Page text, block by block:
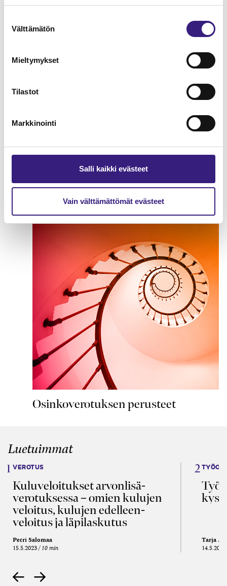
valinta
Välttämätön
Mieltymykset
Tilastot
Markkinointi
Salli kaikki evästeet
Vain välttämättömät evästeet
Palkkaa vai osinkoa
YRITYKSEN TULOVEROTUS
Osinkoverotuksen perusteet
Luetuimmat
VEROTUS
Kulu­veloitukset arvon­lisä­
verotuksessa – omien kulujen
veloitus, kulujen edelleen­
veloitus ja läpi­laskutus
Petri Salomaa
15.5.2023 10 min
Tarja
14.5.2021